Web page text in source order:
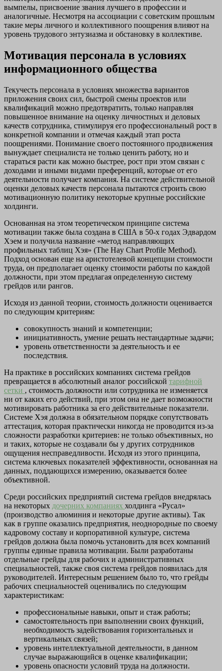
вымпелы, присвоение звания лучшего в профессии и
аналогичные. Несмотря на ассоциации с советским прошлым
такие меры личного и коллективного поощрения влияют на
уровень трудового энтузиазма и обстановку в коллективе.
Мотивация персонала в условиях
информационного общества
Текучесть персонала в условиях множества вариантов
приложения своих сил, быстрой смены проектов или
квалификаций можно предотвратить, только направляя
повышенное внимание на оценку личностных и деловых
качеств сотрудника, стимулируя его профессиональный рост в
конкретной компании и отмечая каждый этап роста
поощрениями. Понимание своего постоянного продвижения
вынуждает специалиста не только ценить работу, но и
стараться расти как можно быстрее, рост при этом связан с
доходами и иными видами преференций, которые от его
деятельности получает компания. На системе действительной
оценки деловых качеств персонала пытаются строить свою
мотивационную политику некоторые крупные российские
холдинги.
Основанная на этом теоретическом принципе система
мотивации также была создана в США в 50-х годах Эдвардом
Хэем и получила название «метод направляющих
профильных таблиц Хэя» (The Hay Chart Profile Method).
Подход основан еще на аристотелевой концепции стоимости
труда, он предполагает оценку стоимости работы по каждой
должности, при этом предлагая определенную систему
грейдов или рангов.
Исходя из данной теории, стоимость должности оценивается
по следующим критериям:
совокупность знаний и компетенции;
инициативность, умение решать нестандартные задачи;
уровень ответственности за деятельность и ее
последствия.
На практике в российских компаниях система грейдов
превращается в абсолютный аналог российской тарифной
сетки , стоимость должности или сотрудника не изменяется
ни от каких его действий, при этом она не дает возможности
мотивировать работника за его действительные показатели.
Системе Хэя должна в обязательном порядке сопутствовать
аттестация, которая практически никогда не проводится из-за
сложности разработки критериев: не только объективных, но
и таких, которые не создавали бы у других сотрудников
ощущения несправедливости. Исходя из этого принципа,
система ключевых показателей эффективности, основанная на
данных, поддающихся измерению, оказывается более
объективной.
Среди российских предприятий система грейдов внедрялась
на некоторых дочерних компаниях холдинга «Русал»
(производство алюминия и некоторые другие активы). Так
как в группе оказались предприятия, неоднородные по своему
кадровому составу и корпоративной культуре, система
грейдов должна была помочь установить для всех компаний
группы единые правила мотивации. Были разработаны
отдельные грейды для рабочих и административных
специальностей, также своя система грейдов появилась для
руководителей. Интересным решением было то, что грейды
рабочих специальностей оценивались по следующим
характеристикам:
профессиональные навыки, опыт и стаж работы;
самостоятельность при выполнении своих функций,
необходимость задействования горизонтальных и
вертикальных связей;
уровень интеллектуальной деятельности, в данном
случае выражающийся в оценке квалификации;
уровень опасности условий труда на должности.